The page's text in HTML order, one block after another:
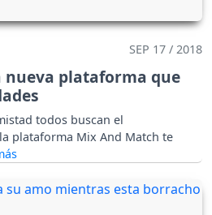
SEP 17 / 2018
nueva plataforma que
todos buscan el
plataforma Mix And Match te